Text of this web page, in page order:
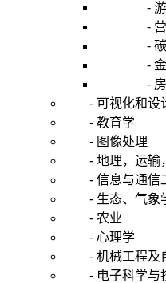
- 游
- 营
- 碳市
- 金融
- 房
- 可视化和设
- 教育学
- 图像处理
- 地理，运输
- 信息与通信
- 生态、气象
- 农业
- 心理学
- 机械工程及
- 电子科学与